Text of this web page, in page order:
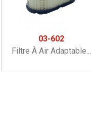
03-602
Filtre À Air Adaptable...